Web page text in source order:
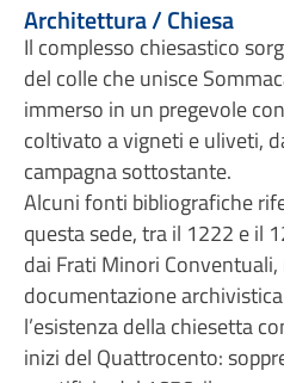
Architettura / Chiesa
Il complesso chiesastico
del colle che unisce
immerso in un pregevole
coltivato a vigneti e uliveti,
campagna sottostante.
Alcuni fonti bibliografiche
questa sede, tra il 1222 e il
dai Frati Minori
documentazione
l’esistenza della chiesetta
inizi del Quattrocento: